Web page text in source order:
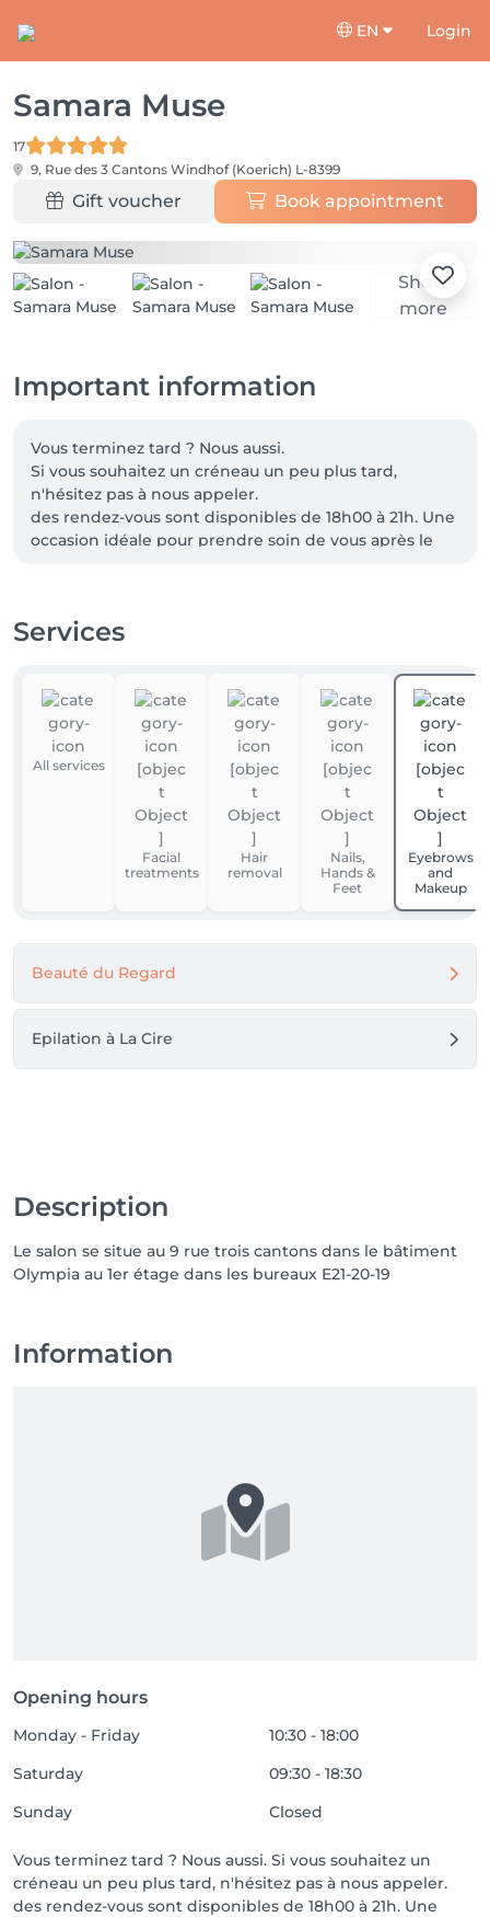
EN Login
Samara Muse
17
9, Rue des 3 Cantons Windhof (Koerich) L-8399
Gift voucher Book appointment
Show
more
Important information
Vous terminez tard ? Nous aussi.
Si vous souhaitez un créneau un peu plus tard,
n'hésitez pas à nous appeler.
des rendez-vous sont disponibles de 18h00 à 21h. Une
occasion idéale pour prendre soin de vous après le
Services
All services
Facial
treatments
Hair
removal
Nails,
Hands &
Feet
Eyebrows
and
Makeup
Beauté du Regard
Epilation à La Cire
Description
Le salon se situe au 9 rue trois cantons dans le bâtiment
Olympia au 1er étage dans les bureaux E21-20-19
Information
Opening hours
Monday - Friday
10:30 - 18:00
Saturday
09:30 - 18:30
Sunday
Closed
Vous terminez tard ? Nous aussi. Si vous souhaitez un
créneau un peu plus tard, n'hésitez pas à nous appeler.
des rendez-vous sont disponibles de 18h00 à 21h. Une